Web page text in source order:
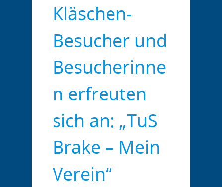
Kläschen-
Besucher und
Besucherinne
n erfreuten
sich an: „TuS
Brake – Mein
Verein“